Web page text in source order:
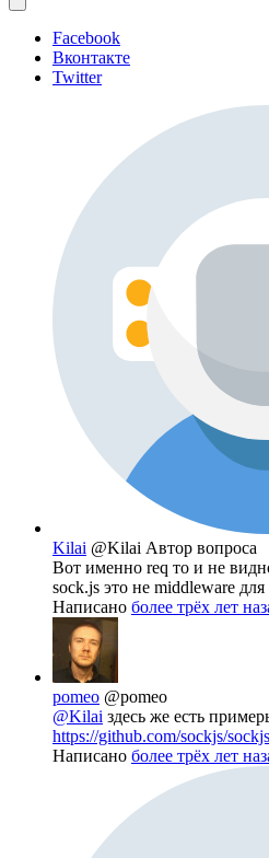
Facebook
Вконтакте
Twitter
Kilai @Kilai Автор вопроса
Вот именно req то и не
sock.js это не middleware
Написано более трёх лет
pomeo @pomeo
@Kilai здесь же есть
https://github.com/sockjs/
Написано более трёх лет